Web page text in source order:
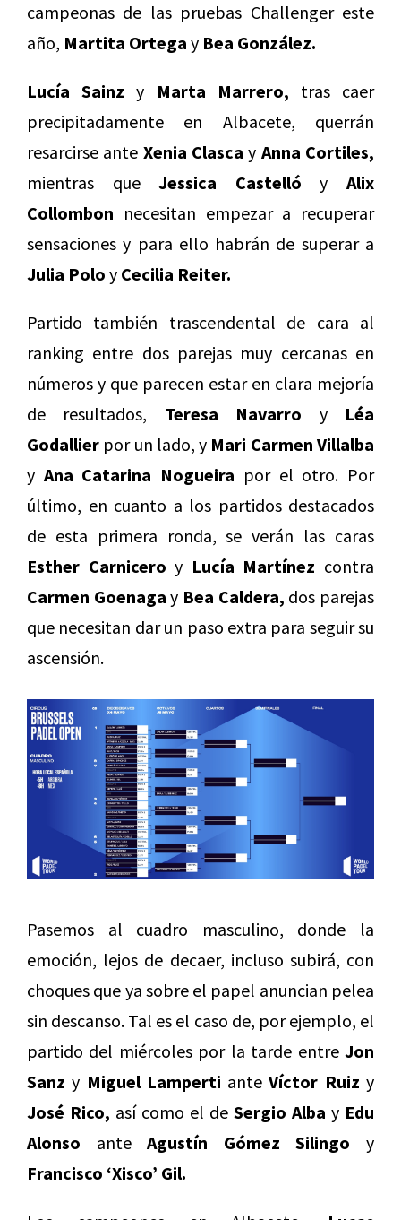
campeonas de las pruebas Challenger este
año, Martita Ortega y Bea González.
Lucía Sainz y Marta Marrero, tras caer
precipitadamente en Albacete, querrán
resarcirse ante Xenia Clasca y Anna Cortiles,
mientras queJessica Castelló yAlix
Collombon necesitan empezar a recuperar
sensaciones y para ello habrán de superar a
Julia Polo y Cecilia Reiter.
Partido también trascendental de cara al
ranking entre dos parejas muy cercanas en
números y que parecen estar en clara mejoría
de resultados, Teresa Navarro y Léa
Godallier por un lado, y Mari Carmen Villalba
y Ana Catarina Nogueira por el otro. Por
último, en cuanto a los partidos destacados
de esta primera ronda, se verán las caras
Esther Carnicero y Lucía Martínez contra
Carmen Goenaga y Bea Caldera, dos parejas
que necesitan dar un paso extra para seguir su
ascensión.
Pasemos al cuadro masculino, donde la
emoción, lejos de decaer, incluso subirá, con
choques que ya sobre el papel anuncian pelea
sin descanso. Tal es el caso de, por ejemplo, el
partido del miércoles por la tarde entre Jon
Sanz y Miguel Lamperti anteVíctor Ruiz y
José Rico, así como el de Sergio Alba y Edu
Alonso anteAgustín Gómez Silingo y
Francisco ‘Xisco’ Gil.